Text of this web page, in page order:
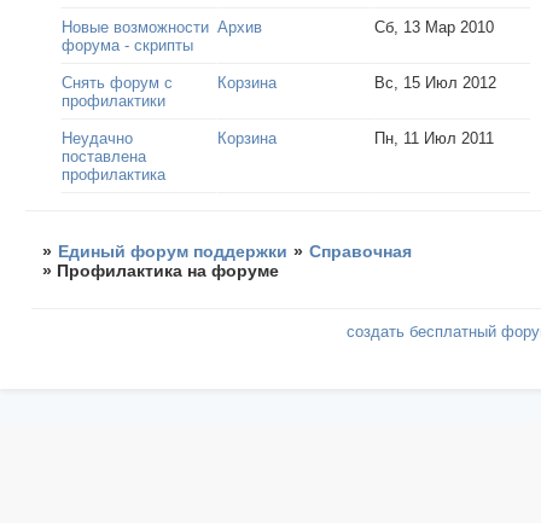
Новые возможности
форума - скрипты
Архив Сб, 13 Мар 2010
Снять форум с
профилактики
Корзина Вс, 15 Июл 2012
Неудачно
поставлена
профилактика
Корзина Пн, 11 Июл 2011
» Единый форум поддержки » Справочная
» Профилактика на форуме
создать бесплатный